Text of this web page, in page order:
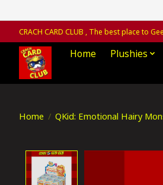
CRACH CARD CLUB , The best place to
Home Plushies
Home / QKid: Emotional Hairy
Product